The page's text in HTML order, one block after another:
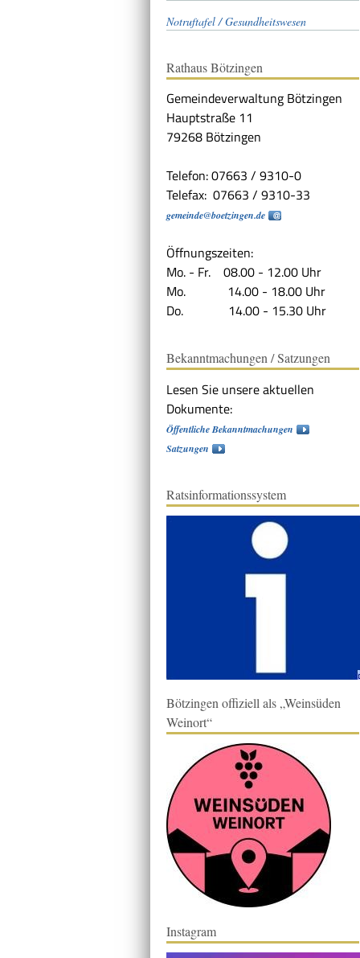
Notruftafel / Gesundheitswesen
Rathaus Bötzingen
Gemeindeverwaltung Bötzingen
Hauptstraße 11
79268 Bötzingen
Telefon: 07663 / 9310-0
Telefax: 07663 / 9310-33
gemeinde@boetzingen.de
Öffnungszeiten:
Mo. - Fr. 08.00 - 12.00 Uhr
Mo. 14.00 - 18.00 Uhr
Do. 14.00 - 15.30 Uhr
Bekanntmachungen / Satzungen
Lesen Sie unsere aktuellen
Dokumente:
Öffentliche Bekanntmachungen
Satzungen
Ratsinformationssystem
Bötzingen offiziell als „Weinsüden
Weinort“
Instagram